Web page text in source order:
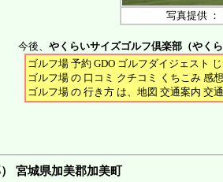
写真提供 ：
今後、 やくらいサイズゴルフ倶楽部（やくら
ゴルフ場 予約 GDO ゴルフダイジェスト
ゴルフ場 の 口コミ クチコミ くちこみ 感
ゴルフ場 の 行き方 は、地図 交通案内 交
宮城県加美郡加美町